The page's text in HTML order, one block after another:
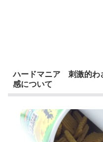
ハードマニア 刺激的わ
感について